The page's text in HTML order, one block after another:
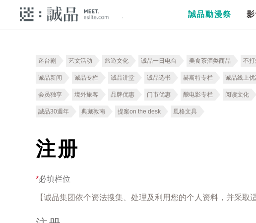
誠品動漫祭
迷台剧 艺文活动 旅遊文化 诚品一日电台 美食茶酒类商品 不
诚品新闻 诚品专栏 诚品讲堂 诚品选书 赫斯特专栏 诚品线上
会员独享 境外旅客 品牌优惠 门市优惠 酿电影专栏 阅读文化
誠品30週年 典藏敦南 提案on the desk 風格文具
注册
*必填栏位
【诚品集团依个资法搜集、处理及利用您的个人资料，并采